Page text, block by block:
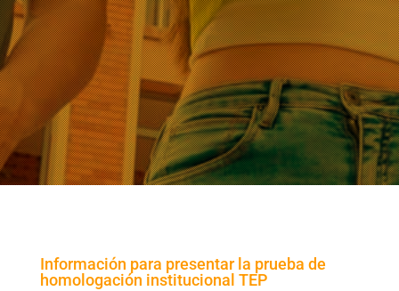
Información para presentar la prueba de
homologación institucional TEP